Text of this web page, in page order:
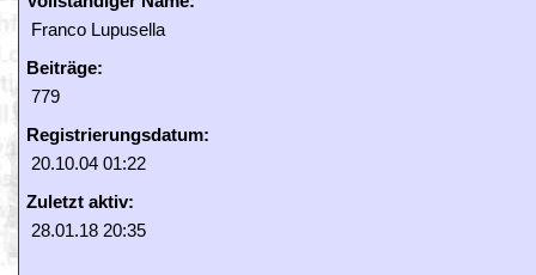
Franco Lupusella
Beiträge:
779
Registrierungsdatum:
20.10.04 01:22
Zuletzt aktiv:
28.01.18 20:35